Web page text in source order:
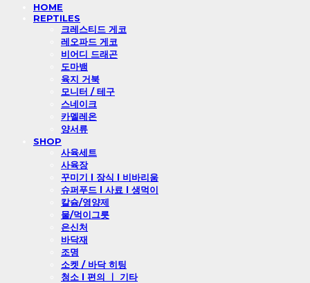
HOME
REPTILES
크레스티드 게코
레오파드 게코
비어디 드래곤
도마뱀
육지 거북
모니터 / 테구
스네이크
카멜레온
양서류
SHOP
사육세트
사육장
꾸미기 l 장식 l 비바리움
슈퍼푸드 l 사료 l 생먹이
칼슘/영양제
물/먹이그릇
은신처
바닥재
조명
소켓 / 바닥 히팅
청소 l 편의 ㅣ 기타